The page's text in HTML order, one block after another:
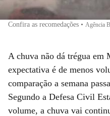
Confira as recomedações • Agência
A chuva não dá trégua em
expectativa é de menos
comparação a semana
Segundo a Defesa Civil
volume, a chuva vai